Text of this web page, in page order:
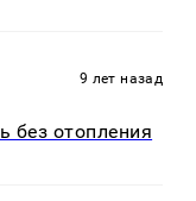
9 лет назад
без отопления